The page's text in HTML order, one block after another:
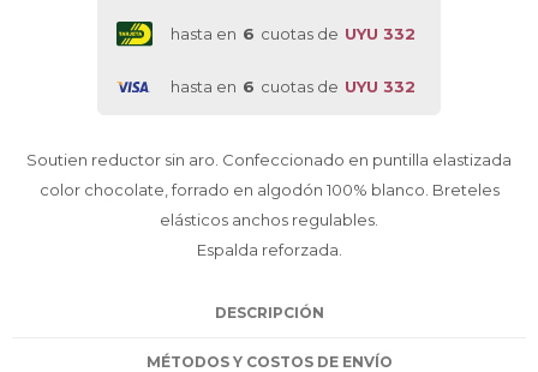
hasta en 6 cuotas de UYU 332
hasta en 6 cuotas de UYU 332
Soutien reductor sin aro. Confeccionado en puntilla elastizada
color chocolate, forrado en algodón 100% blanco. Breteles
elásticos anchos regulables.
Espalda reforzada.
DESCRIPCIÓN
MÉTODOS Y COSTOS DE ENVÍO